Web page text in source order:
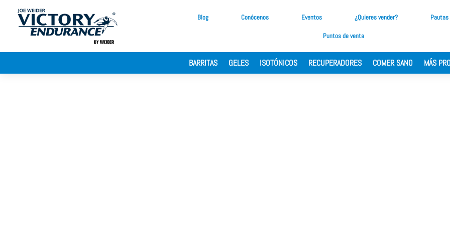
Blog Conócenos Eventos ¿Quieres vender?
Puntos de venta
BARRITAS GELES ISOTÓNICOS RECUPERADORES COMER SANO MÁS